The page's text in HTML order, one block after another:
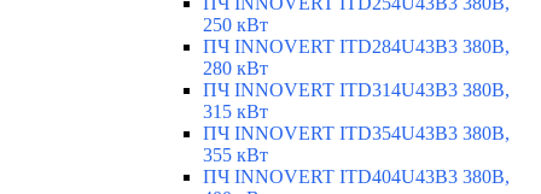
250 кВт
ПЧ INNOVERT ITD284U43B3 380В,
280 кВт
ПЧ INNOVERT ITD314U43B3 380В,
315 кВт
ПЧ INNOVERT ITD354U43B3 380В,
355 кВт
ПЧ INNOVERT ITD404U43B3 380В,